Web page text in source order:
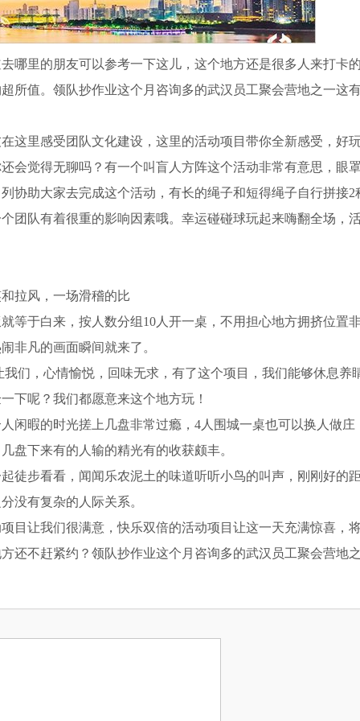
哪里的朋友可以参考一下这儿，这个地方还是很多人来打卡的
所值。领队抄作业这个月咨询多的武汉员工聚会营地之一这
这里感受团队文化建设，这里的活动项目带你全新感受，好
会觉得无聊吗？有一个叫盲人方阵这个活动非常有意思，眼
协助大家去完成这个活动，有长的绳子和短得绳子自行拼接2
团队有着很重的影响因素哦。幸运碰碰球玩起来嗨翻全场，
拉风，一场滑稽的比
等于白来，按人数分组10人开一桌，不用担心地方拥挤位置
非凡的画面瞬间就来了。
们，心情愉悦，回味无求，有了这个项目，我们能够休息养
下呢？我们都愿意来这个地方玩！
闲暇的时光搓上几盘非常过瘾，4人围城一桌也可以换人做庄
盘下来有的人输的精光有的收获颇丰。
徒步看看，闻闻乐农泥土的味道听听小鸟的叫声，刚刚好的
没有复杂的人际关系。
目让我们很满意，快乐双倍的活动项目让这一天充满惊喜，
还不赶紧约？领队抄作业这个月咨询多的武汉员工聚会营地